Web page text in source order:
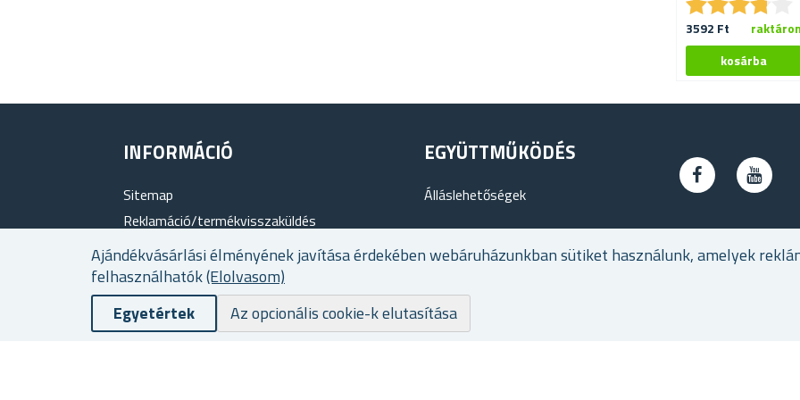
Ajándékvásárlási élményének javítása érdekében webáruházunkban sütiket használunk, amelyek
felhasználhatók(Elolvasom)
Egyetértek
Az opcionális cookie-k elutasítása
3592 Ft raktáron
INFORMÁCIÓ
Sitemap
Reklamáció/termékvisszaküldés
Termékértékelés
Rólunk
Hűségprogram
Szállítási és fizetési feltételek
EGYÜTTMŰKÖDÉS
Álláslehetőségek